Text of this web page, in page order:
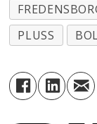
PLUSS